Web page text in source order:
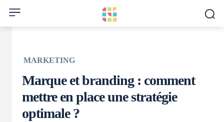
MARKETING
Marque et branding : comment
mettre en place une stratégie
optimale ?